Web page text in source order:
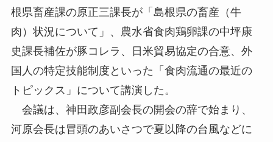
根県畜産課の原正三課長が「島根県の畜産（牛
肉）状況について」、農水省食肉鶏卵課の中坪康
史課長補佐が豚コレラ、日米貿易協定の合意、外
国人の特定技能制度といった「食肉流通の最近の
トピックス」について講演した。
会議は、神田政彦副会長の開会の辞で始まり、
河原会長は冒頭のあいさつで夏以降の台風などに